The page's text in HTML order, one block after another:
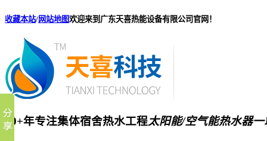
收藏本站/网站地图欢迎来到广东天喜热能设备有限公司官网！
20+年专注集体宿舍热水工程太阳能/空气能热水器